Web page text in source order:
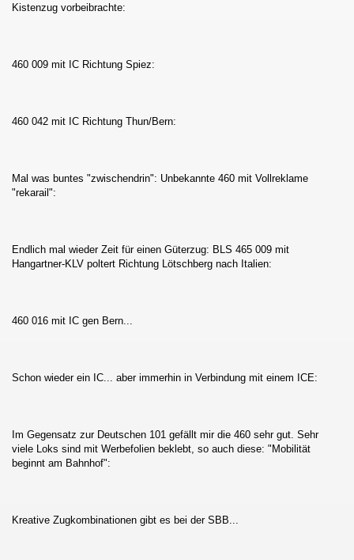
Kistenzug vorbeibrachte:
460 009 mit IC Richtung Spiez:
460 042 mit IC Richtung Thun/Bern:
Mal was buntes "zwischendrin": Unbekannte 460 mit Vollreklame
"rekarail":
Endlich mal wieder Zeit für einen Güterzug: BLS 465 009 mit
Hangartner-KLV poltert Richtung Lötschberg nach Italien:
460 016 mit IC gen Bern...
Schon wieder ein IC... aber immerhin in Verbindung mit einem ICE:
Im Gegensatz zur Deutschen 101 gefällt mir die 460 sehr gut. Sehr
viele Loks sind mit Werbefolien beklebt, so auch diese: "Mobilität
beginnt am Bahnhof":
Kreative Zugkombinationen gibt es bei der SBB...
Niebüll